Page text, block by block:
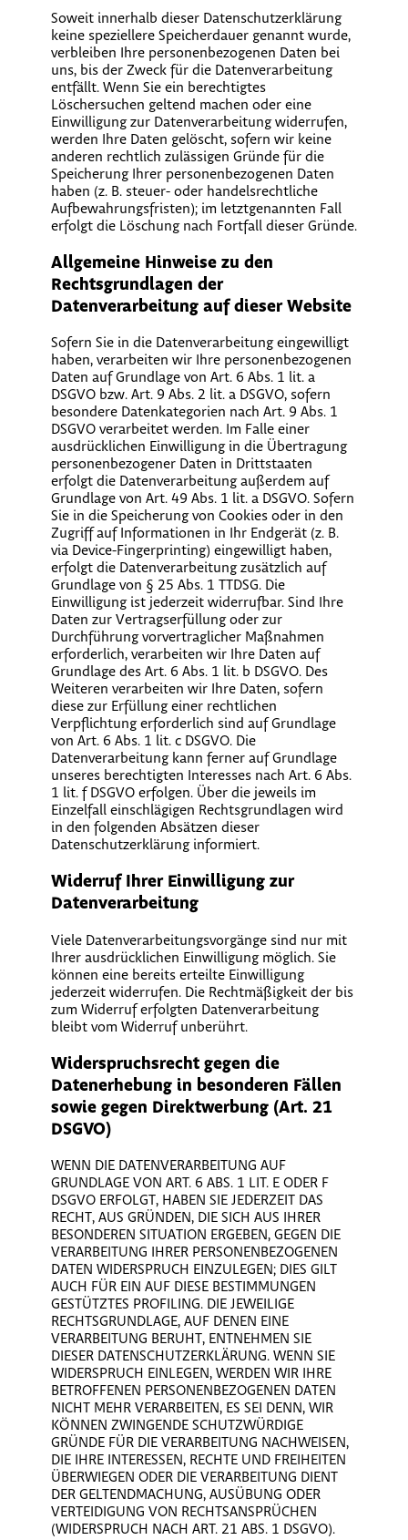
Soweit innerhalb dieser Datenschutzerklärung
keine speziellere Speicherdauer genannt wurde,
verbleiben Ihre personenbezogenen Daten bei
uns, bis der Zweck für die Datenverarbeitung
entfällt. Wenn Sie ein berechtigtes
Löschersuchen geltend machen oder eine
Einwilligung zur Datenverarbeitung widerrufen,
werden Ihre Daten gelöscht, sofern wir keine
anderen rechtlich zulässigen Gründe für die
Speicherung Ihrer personenbezogenen Daten
haben (z. B. steuer- oder handelsrechtliche
Aufbewahrungsfristen); im letztgenannten Fall
erfolgt die Löschung nach Fortfall dieser Gründe.
Allgemeine Hinweise zu den
Rechtsgrundlagen der
Datenverarbeitung auf dieser Website
Sofern Sie in die Datenverarbeitung eingewilligt
haben, verarbeiten wir Ihre personenbezogenen
Daten auf Grundlage von Art. 6 Abs. 1 lit. a
DSGVO bzw. Art. 9 Abs. 2 lit. a DSGVO, sofern
besondere Datenkategorien nach Art. 9 Abs. 1
DSGVO verarbeitet werden. Im Falle einer
ausdrücklichen Einwilligung in die Übertragung
personenbezogener Daten in Drittstaaten
erfolgt die Datenverarbeitung außerdem auf
Grundlage von Art. 49 Abs. 1 lit. a DSGVO. Sofern
Sie in die Speicherung von Cookies oder in den
Zugriff auf Informationen in Ihr Endgerät (z. B.
via Device-Fingerprinting) eingewilligt haben,
erfolgt die Datenverarbeitung zusätzlich auf
Grundlage von § 25 Abs. 1 TTDSG. Die
Einwilligung ist jederzeit widerrufbar. Sind Ihre
Daten zur Vertragserfüllung oder zur
Durchführung vorvertraglicher Maßnahmen
erforderlich, verarbeiten wir Ihre Daten auf
Grundlage des Art. 6 Abs. 1 lit. b DSGVO. Des
Weiteren verarbeiten wir Ihre Daten, sofern
diese zur Erfüllung einer rechtlichen
Verpflichtung erforderlich sind auf Grundlage
von Art. 6 Abs. 1 lit. c DSGVO. Die
Datenverarbeitung kann ferner auf Grundlage
unseres berechtigten Interesses nach Art. 6 Abs.
1 lit. f DSGVO erfolgen. Über die jeweils im
Einzelfall einschlägigen Rechtsgrundlagen wird
in den folgenden Absätzen dieser
Datenschutzerklärung informiert.
Widerruf Ihrer Einwilligung zur
Datenverarbeitung
Viele Datenverarbeitungsvorgänge sind nur mit
Ihrer ausdrücklichen Einwilligung möglich. Sie
können eine bereits erteilte Einwilligung
jederzeit widerrufen. Die Rechtmäßigkeit der bis
zum Widerruf erfolgten Datenverarbeitung
bleibt vom Widerruf unberührt.
Widerspruchsrecht gegen die
Datenerhebung in besonderen Fällen
sowie gegen Direktwerbung (Art. 21
DSGVO)
WENN DIE DATENVERARBEITUNG AUF
GRUNDLAGE VON ART. 6 ABS. 1 LIT. E ODER F
DSGVO ERFOLGT, HABEN SIE JEDERZEIT DAS
RECHT, AUS GRÜNDEN, DIE SICH AUS IHRER
BESONDEREN SITUATION ERGEBEN, GEGEN DIE
VERARBEITUNG IHRER PERSONENBEZOGENEN
DATEN WIDERSPRUCH EINZULEGEN; DIES GILT
AUCH FÜR EIN AUF DIESE BESTIMMUNGEN
GESTÜTZTES PROFILING. DIE JEWEILIGE
RECHTSGRUNDLAGE, AUF DENEN EINE
VERARBEITUNG BERUHT, ENTNEHMEN SIE
DIESER DATENSCHUTZERKLÄRUNG. WENN SIE
WIDERSPRUCH EINLEGEN, WERDEN WIR IHRE
BETROFFENEN PERSONENBEZOGENEN DATEN
NICHT MEHR VERARBEITEN, ES SEI DENN, WIR
KÖNNEN ZWINGENDE SCHUTZWÜRDIGE
GRÜNDE FÜR DIE VERARBEITUNG NACHWEISEN,
DIE IHRE INTERESSEN, RECHTE UND FREIHEITEN
ÜBERWIEGEN ODER DIE VERARBEITUNG DIENT
DER GELTENDMACHUNG, AUSÜBUNG ODER
VERTEIDIGUNG VON RECHTSANSPRÜCHEN
(WIDERSPRUCH NACH ART. 21 ABS. 1 DSGVO).